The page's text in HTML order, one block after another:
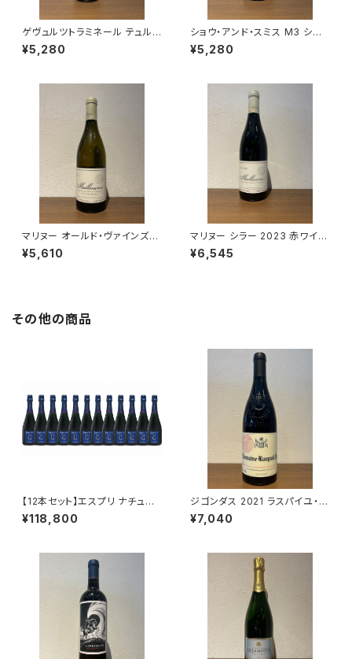
ゲヴュルツトラミネール テュルク
ハイム 2022 750ml ツィント・
フンブレヒト
¥5,280
ショウ・アンド・スミス M3 シャ
ルドネ 2023 白ワイン オースト
ラリア アデレード・ヒルズ 750
¥5,280
マリヌー オールド・ヴァインズ
ホワイト 2024 白ワイン 南アフ
リカ スワートランド 750ml
¥5,610
マリヌー シラー 2023 赤ワイン
南アフリカ スワートランド 750
ml
¥6,545
その他の商品
【12本セット】エスプリ ナチュー
ル G NV 750ml アンリ ジロー
シャンパーニュ フランス 正規品
¥118,800
ジゴンダス 2021 ラスパイユ・ア
イ
¥7,040